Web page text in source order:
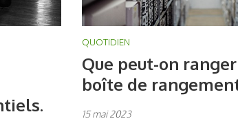
QUOTIDIEN
Que peut-on
boîte de
15 mai 2023